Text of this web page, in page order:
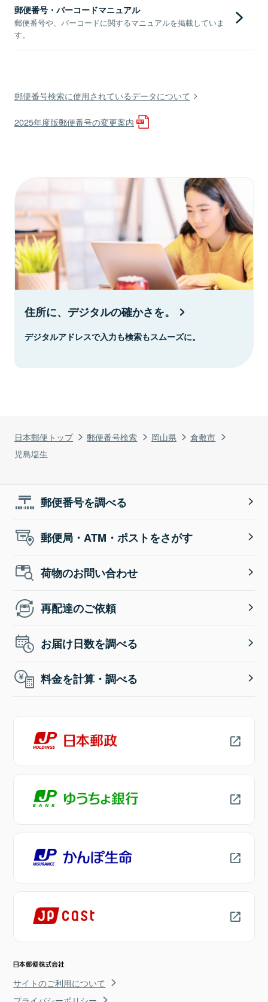
日本郵便トップ 郵便番号検索 岡山県
倉敷市
児島塩生
郵便番号・バーコードマニュアル
郵便番号や、バーコードに関するマニュアルを掲載していま
す。
郵便番号検索に使用されているデータについて
2025年度版郵便番号の変更案内
住所に、デジタルの確かさを。
デジタルアドレスで入力も検索もスムーズに。
郵便番号を調べる
郵便局・ATM・ポストをさがす
荷物のお問い合わせ
再配達のご依頼
お届け日数を調べる
料金を計算・調べる
サイトのご利用について